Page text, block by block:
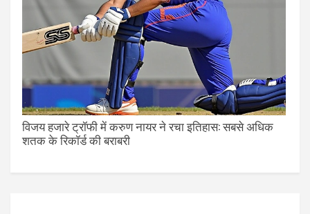
विजय हजारे ट्रॉफी में करुण नायर ने रचा इतिहास: सबसे अधिक
शतक के रिकॉर्ड की बराबरी